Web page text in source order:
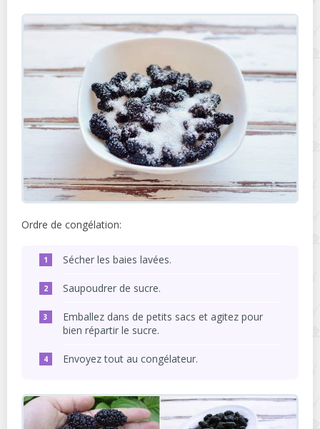
Ordre de congélation:
Sécher les baies lavées.
Saupoudrer de sucre.
Emballez dans de petits sacs et agitez pour
bien répartir le sucre.
Envoyez tout au congélateur.